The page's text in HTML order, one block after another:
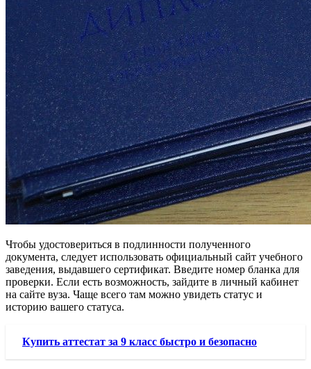
Чтобы удостовериться в подлинности полученного
документа, следует использовать официальный сайт учебного
заведения, выдавшего сертификат. Введите номер бланка для
проверки. Если есть возможность, зайдите в личный кабинет
на сайте вуза. Чаще всего там можно увидеть статус и
историю вашего статуса.
Купить аттестат за 9 класс быстро и безопасно